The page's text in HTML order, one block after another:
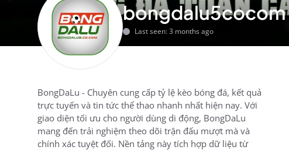
bongdalu5cocom
Last seen: 3 months ago
BongDaLu - Chuyên cung cấp tỷ lệ kèo bóng đá, kết quả
trực tuyến và tin tức thể thao nhanh nhất hiện nay. Với
giao diện tối ưu cho người dùng di động, BongDaLu
mang đến trải nghiệm theo dõi trận đấu mượt mà và
chính xác tuyệt đối. Nền tảng này tích hợp dữ liệu từ